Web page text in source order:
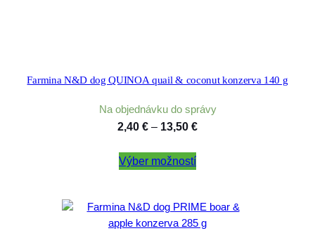
Farmina N&D dog QUINOA quail & coconut konzerva 140 g
Na objednávku do správy
2,40 € – 13,50 €Price
Výber možností